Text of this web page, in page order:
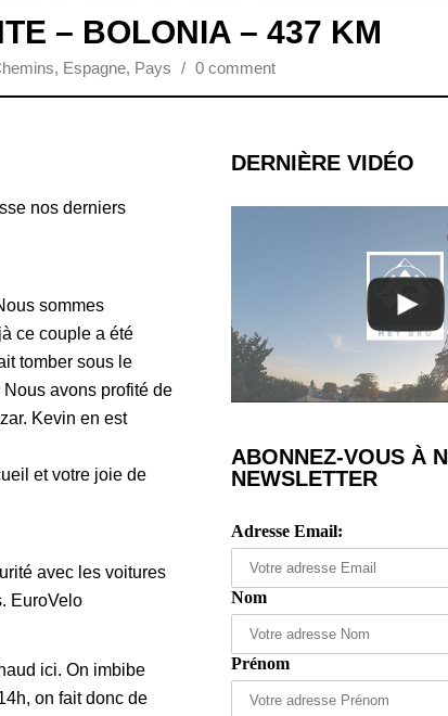
– BOLONIA – 437 KM
, Espagne, Pays / 0 comment
nos derniers
sommes
ce couple a été
tomber sous le
Nous avons profité de
Kevin en est
et votre joie de
avec les voitures
EuroVelo
ici. On imbibe
on fait donc de
DERNIÈRE VIDÉO
ABONNEZ-VOUS À
NEWSLETTER
Adresse Email:
Nom
Prénom